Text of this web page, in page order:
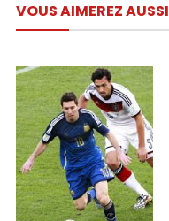
l’article
VOUS AIMEREZ AUSSI